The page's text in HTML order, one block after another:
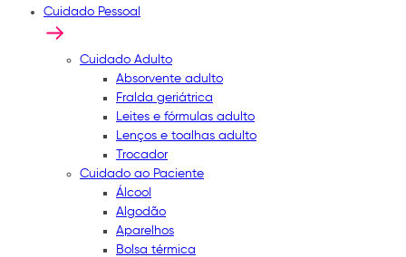
Cuidado Pessoal
Cuidado Adulto
Absorvente adulto
Fralda geriátrica
Leites e fórmulas adulto
Lenços e toalhas adulto
Trocador
Cuidado ao Paciente
Álcool
Algodão
Aparelhos
Bolsa térmica